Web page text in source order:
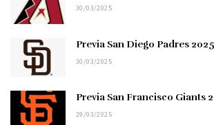
30/03/2025
Previa San Diego Padres 2025
30/03/2025
Previa San Francisco Giants
29/03/2025